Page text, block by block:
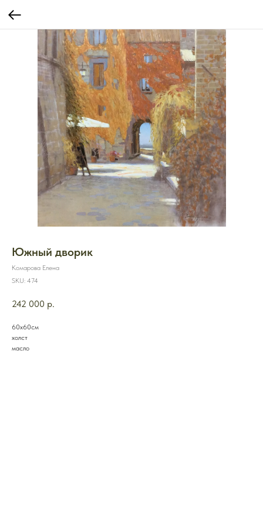
Южный дворик
Комарова Елена
SKU: 474
242 000 р.
60х60см
холст
масло